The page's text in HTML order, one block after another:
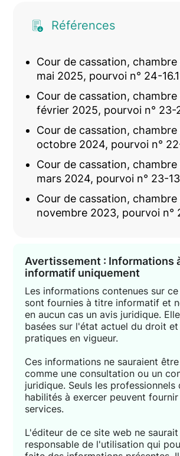
Références
Cour de cassation, chambre
mai 2025, pourvoi n° 24-
Cour de cassation, chambre
février 2025, pourvoi n° 23-
Cour de cassation, chambre
octobre 2024, pourvoi n°
Cour de cassation, chambre
mars 2024, pourvoi n° 23-
Cour de cassation, chambre
novembre 2023, pourvoi n°
Avertissement : Informations
informatif uniquement
Les informations contenues sur
sont fournies à titre informatif et
en aucun cas un avis juridique.
basées sur l'état actuel du droit
pratiques en vigueur.
Ces informations ne sauraient
comme une consultation ou un
juridique. Seuls les professionnels
habilités à exercer peuvent
services.
L'éditeur de ce site web ne
responsable de l'utilisation qui